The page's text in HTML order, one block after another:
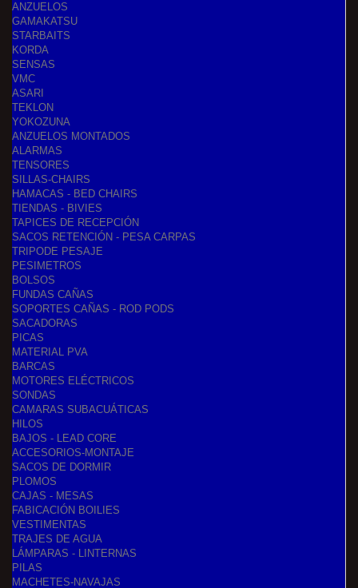
ANZUELOS
GAMAKATSU
STARBAITS
KORDA
SENSAS
VMC
ASARI
TEKLON
YOKOZUNA
ANZUELOS MONTADOS
ALARMAS
TENSORES
SILLAS-CHAIRS
HAMACAS - BED CHAIRS
TIENDAS - BIVIES
TAPICES DE RECEPCIÓN
SACOS RETENCIÓN - PESA CARPAS
TRIPODE PESAJE
PESIMETROS
BOLSOS
FUNDAS CAÑAS
SOPORTES CAÑAS - ROD PODS
SACADORAS
PICAS
MATERIAL PVA
BARCAS
MOTORES ELÉCTRICOS
SONDAS
CAMARAS SUBACUÁTICAS
HILOS
BAJOS - LEAD CORE
ACCESORIOS-MONTAJE
SACOS DE DORMIR
PLOMOS
CAJAS - MESAS
FABICACIÓN BOILIES
VESTIMENTAS
TRAJES DE AGUA
LÁMPARAS - LINTERNAS
PILAS
MACHETES-NAVAJAS